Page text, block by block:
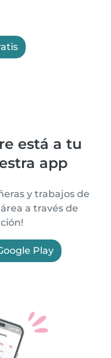
está a tu
app
y trabajos de
a través de
Play